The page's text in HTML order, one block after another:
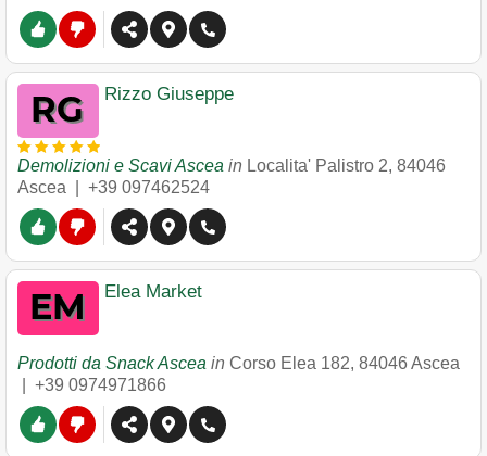
Rizzo Giuseppe
Demolizioni e Scavi Ascea in Localita' Palistro 2, 84046
Ascea
+39 097462524
Elea Market
Prodotti da Snack Ascea in Corso Elea 182, 84046 Ascea
+39 0974971866